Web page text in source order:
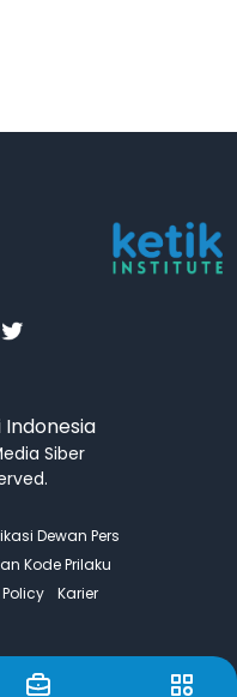
Indonesia
Siber
Dewan Pers
Kode Prilaku
Karier